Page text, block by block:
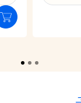
Ajouter au panier